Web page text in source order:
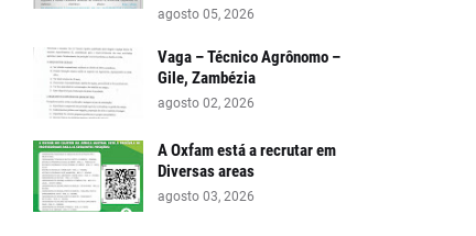
agosto 05, 2026
Vaga – Técnico Agrônomo –
Gile, Zambézia
agosto 02, 2026
A Oxfam está a recrutar em
Diversas areas
agosto 03, 2026